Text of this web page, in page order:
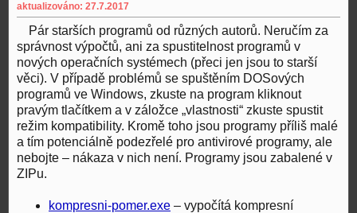
aktualizováno: 27.7.2017
Pár starších programů od různých autorů. Neručím za
správnost výpočtů, ani za spustitelnost programů v
nových operačních systémech (přeci jen jsou to starší
věci). V případě problémů se spuštěním DOSových
programů ve Windows, zkuste na program kliknout
pravým tlačítkem a v záložce „vlastnosti“ zkuste spustit
režim kompatibility. Kromě toho jsou programy příliš malé
a tím potenciálně podezřelé pro antivirové programy, ale
nebojte – nákaza v nich není. Programy jsou zabalené v
ZIPu.
kompresni-pomer.exe – vypočítá kompresní